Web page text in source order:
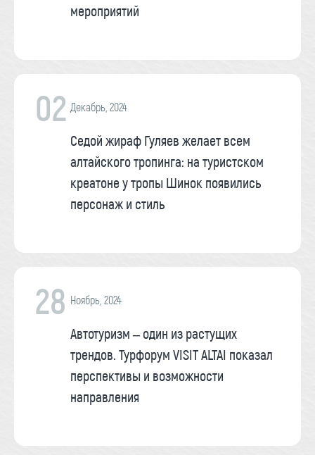
мероприятий
02 Декабрь, 2024
Седой жираф Гуляев желает всем
алтайского тропинга: на туристском
креатоне у тропы Шинок появились
персонаж и стиль
28 Ноябрь, 2024
Автотуризм – один из растущих
трендов. Турфорум VISIT ALTAI показал
перспективы и возможности
направления